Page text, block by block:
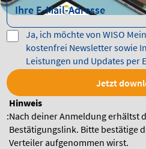
Ja, ich möchte von WISO
kostenfrei Newsletter sowie
Leistungen und Updates per
Jetzt
Hinweis
:Nach deiner Anmeldung erhältst
Bestätigungslink. Bitte bestätige
Verteiler aufgenommen wirst.